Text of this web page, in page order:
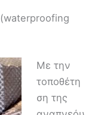
(waterproofing
Με την
τοποθέτη
ση της